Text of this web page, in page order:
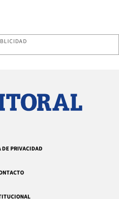
DE PRIVACIDAD